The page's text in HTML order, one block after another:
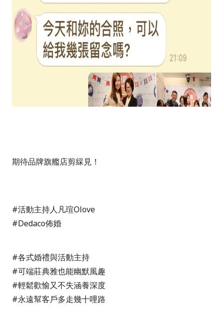
期待品牌旗艦店剪綵見！
#活動主持人凡瑄Olove
#Dedaco佈婚
#各式婚禮與活動主持
#可端莊典雅也能幽默風趣
#輕鬆歡愉又不失涵養深度
#永遠幫客戶多走幾十哩路